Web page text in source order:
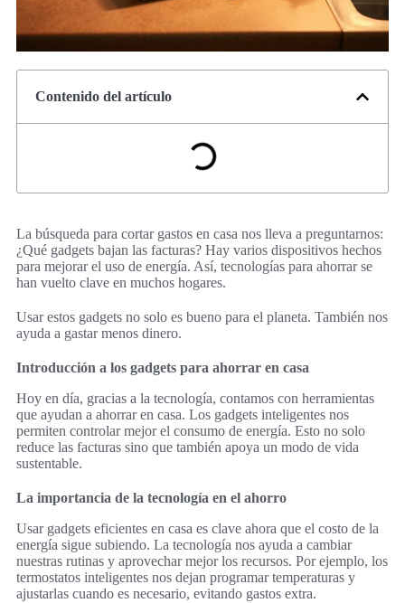
Contenido del artículo
La búsqueda para cortar gastos en casa nos lleva a preguntarnos:
¿Qué gadgets bajan las facturas? Hay varios dispositivos hechos
para mejorar el uso de energía. Así, tecnologías para ahorrar se
han vuelto clave en muchos hogares.
Usar estos gadgets no solo es bueno para el planeta. También nos
ayuda a gastar menos dinero.
Introducción a los gadgets para ahorrar en casa
Hoy en día, gracias a la tecnología, contamos con herramientas
que ayudan a ahorrar en casa. Los gadgets inteligentes nos
permiten controlar mejor el consumo de energía. Esto no solo
reduce las facturas sino que también apoya un modo de vida
sustentable.
La importancia de la tecnología en el ahorro
Usar gadgets eficientes en casa es clave ahora que el costo de la
energía sigue subiendo. La tecnología nos ayuda a cambiar
nuestras rutinas y aprovechar mejor los recursos. Por ejemplo, los
termostatos inteligentes nos dejan programar temperaturas y
ajustarlas cuando es necesario, evitando gastos extra.